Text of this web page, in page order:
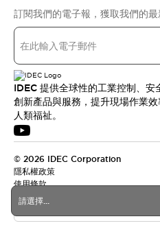
請選擇...
訂閱我們的電子報，獲取我們的
IDEC 提供全球性的工業控制、安
創新產品與服務，提升現場作業
人類福祉。
© 2026 IDEC Corporation
隱私權政策
使用條款
台灣